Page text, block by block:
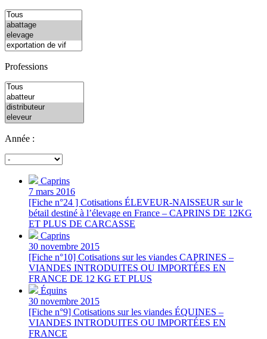
Professions
Année :
Caprins
7 mars 2016
[Fiche n°24 ] Cotisations ÉLEVEUR-NAISSEUR sur le
bétail destiné à l’élevage en France – CAPRINS DE 12KG
ET PLUS DE CARCASSE
Caprins
30 novembre 2015
[Fiche n°10] Cotisations sur les viandes CAPRINES –
VIANDES INTRODUITES OU IMPORTÉES EN
FRANCE DE 12 KG ET PLUS
Équins
30 novembre 2015
[Fiche n°9] Cotisations sur les viandes ÉQUINES –
VIANDES INTRODUITES OU IMPORTÉES EN
FRANCE